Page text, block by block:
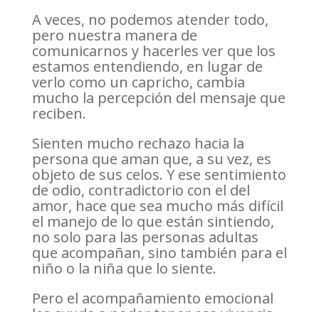
A veces, no podemos atender todo,
pero nuestra manera de
comunicarnos y hacerles ver que los
estamos entendiendo, en lugar de
verlo como un capricho, cambia
mucho la percepción del mensaje que
reciben.
Sienten mucho rechazo hacia la
persona que aman que, a su vez, es
objeto de sus celos. Y ese sentimiento
de odio, contradictorio con el del
amor, hace que sea mucho más difícil
el manejo de lo que están sintiendo,
no solo para las personas adultas
que acompañan, sino también para el
niño o la niña que lo siente.
Pero el acompañamiento emocional